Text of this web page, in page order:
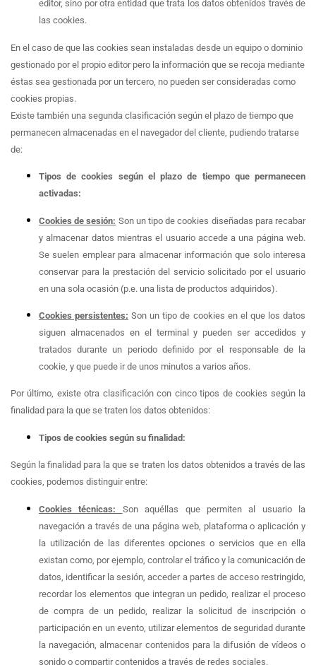
editor, sino por otra entidad que trata los datos obtenidos través de
las cookies.
En el caso de que las cookies sean instaladas desde un equipo o dominio
gestionado por el propio editor pero la información que se recoja mediante
éstas sea gestionada por un tercero, no pueden ser consideradas como
cookies propias.
Existe también una segunda clasificación según el plazo de tiempo que
permanecen almacenadas en el navegador del cliente, pudiendo tratarse
de:
Tipos de cookies según el plazo de tiempo que permanecen
activadas:
Cookies de sesión: Son un tipo de cookies diseñadas para recabar
y almacenar datos mientras el usuario accede a una página web.
Se suelen emplear para almacenar información que solo interesa
conservar para la prestación del servicio solicitado por el usuario
en una sola ocasión (p.e. una lista de productos adquiridos).
Cookies persistentes: Son un tipo de cookies en el que los datos
siguen almacenados en el terminal y pueden ser accedidos y
tratados durante un periodo definido por el responsable de la
cookie, y que puede ir de unos minutos a varios años.
Por último, existe otra clasificación con cinco tipos de cookies según la
finalidad para la que se traten los datos obtenidos:
Tipos de cookies según su finalidad:
Según la finalidad para la que se traten los datos obtenidos a través de las
cookies, podemos distinguir entre:
Cookies técnicas: Son aquéllas que permiten al usuario la
navegación a través de una página web, plataforma o aplicación y
la utilización de las diferentes opciones o servicios que en ella
existan como, por ejemplo, controlar el tráfico y la comunicación de
datos, identificar la sesión, acceder a partes de acceso restringido,
recordar los elementos que integran un pedido, realizar el proceso
de compra de un pedido, realizar la solicitud de inscripción o
participación en un evento, utilizar elementos de seguridad durante
la navegación, almacenar contenidos para la difusión de vídeos o
sonido o compartir contenidos a través de redes sociales.